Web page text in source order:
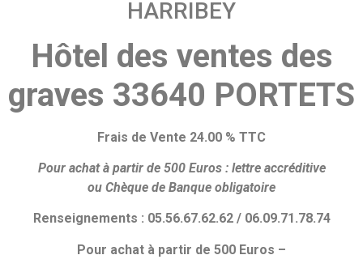
HARRIBEY
Hôtel des ventes des
graves 33640 PORTETS
Frais de Vente 24.00 % TTC
Pour achat à partir de 500 Euros : lettre accréditive
ou Chèque de Banque obligatoire
Renseignements : 05.56.67.62.62 / 06.09.71.78.74
Pour achat à partir de 500 Euros –